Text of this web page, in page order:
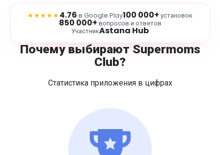
★★★★★4.76 в Google Play100 000+ установок
850 000+ вопросов и ответов
УчастникAstana Hub
Почему выбирают Supermoms
Club?
Статистика приложения в цифрах